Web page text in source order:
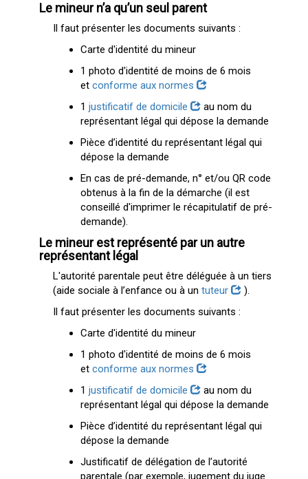
Le mineur n’a qu’un seul parent
Il faut présenter les documents suivants :
Carte d'identité du mineur
1 photo d'identité de moins de 6 mois
etconforme aux normes
1justificatif de domicile
au nom du
représentant légal qui dépose la demande
Pièce d’identité du représentant légal qui
dépose la demande
En cas de pré-demande, n° et/ou QR code
obtenus à la fin de la démarche (il est
conseillé d'imprimer le récapitulatif de pré-
demande).
Le mineur est représenté par un autre
représentant légal
L'autorité parentale peut être déléguée à un tiers
(aide sociale à l’enfance ou à untuteur
).
Il faut présenter les documents suivants :
Carte d'identité du mineur
1 photo d'identité de moins de 6 mois
etconforme aux normes
1justificatif de domicile
au nom du
représentant légal qui dépose la demande
Pièce d’identité du représentant légal qui
dépose la demande
Justificatif de délégation de l’autorité
parentale (par exemple, jugement du juge